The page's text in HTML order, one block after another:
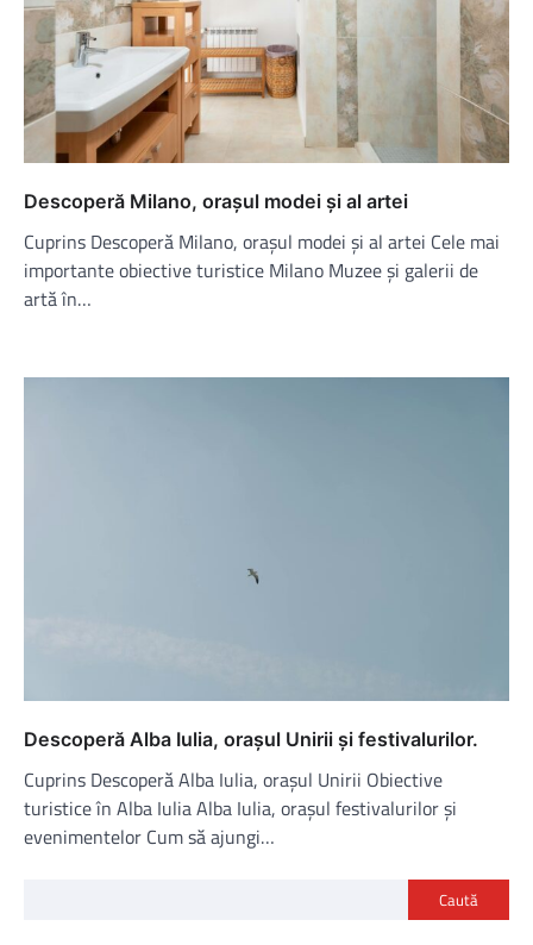
Descoperă Milano, orașul modei și al artei
Cuprins Descoperă Milano, orașul modei și al artei Cele mai
importante obiective turistice Milano Muzee și galerii de
artă în…
Descoperă Alba Iulia, orașul Unirii și festivalurilor.
Cuprins Descoperă Alba Iulia, orașul Unirii Obiective
turistice în Alba Iulia Alba Iulia, orașul festivalurilor și
evenimentelor Cum să ajungi…
Caută